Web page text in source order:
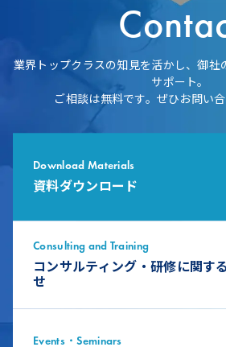
業界トップクラスの知見を活かし、御社
サポート。
ご相談は無料です。ぜひお問い合
Download Materials
資料ダウンロード
Consulting and Training
コンサルティング・研修に関す
せ
Events・Seminars